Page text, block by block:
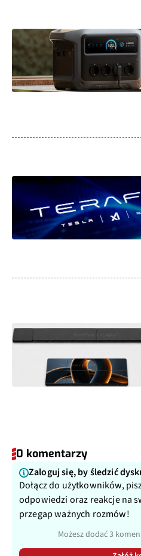
0 komentarzy
Zaloguj się, by śledzić
Dołącz do użytkowników,
odpowiedzi oraz reakcje na
przegap ważnych rozmów!
Możesz dodać 3
Załóż